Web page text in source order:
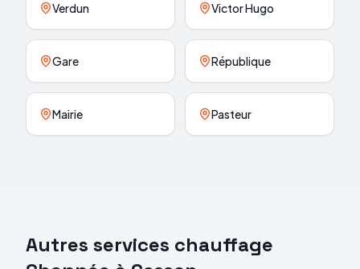
Verdun Victor Hugo
Gare République
Mairie Pasteur
Autres services chauffage